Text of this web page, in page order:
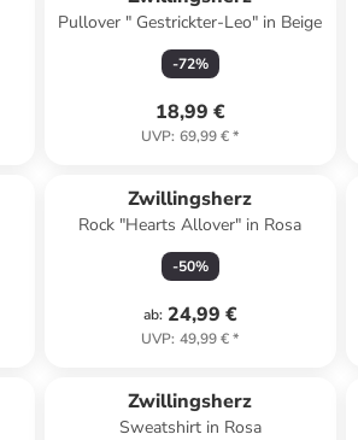
Pullover " Gestrickter-Leo" in Beige
-72%
18,99 €
UVP: 69,99 €*
Zwillingsherz
Rock "Hearts Allover" in Rosa
-50%
ab: 24,99 €
UVP: 49,99 €*
Zwillingsherz
Sweatshirt in Rosa